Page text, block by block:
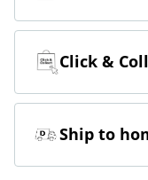
Click &
Ship to